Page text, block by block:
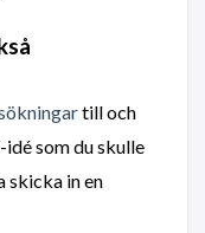
till och
som du skulle
skicka in en